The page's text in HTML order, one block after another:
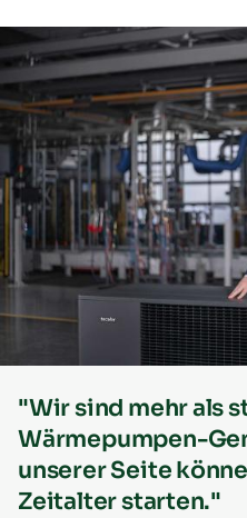
"Wir sind mehr als
Wärmepumpen-
unserer Seite
Zeitalter starten."